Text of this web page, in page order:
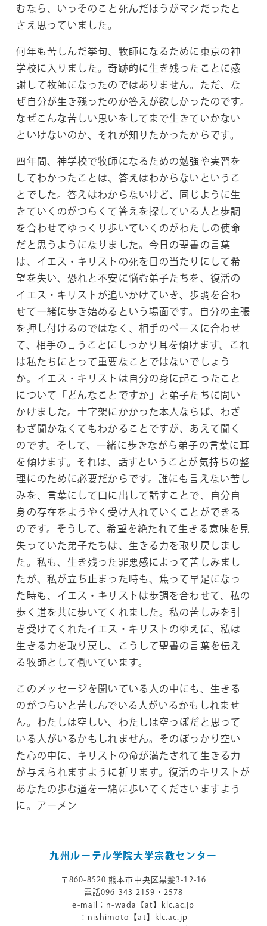
むなら、いっそのこと死んだほうがマシだったと
さえ思っていました。
何年も苦しんだ挙句、牧師になるために東京の神
学校に入りました。奇跡的に生き残ったことに感
謝して牧師になったのではありません。ただ、な
ぜ自分が生き残ったのか答えが欲しかったのです。
なぜこんな苦しい思いをしてまで生きていかない
といけないのか、それが知りたかったからです。
四年間、神学校で牧師になるための勉強や実習を
してわかったことは、答えはわからないというこ
とでした。答えはわからないけど、同じように生
きていくのがつらくて答えを探している人と歩調
を合わせてゆっくり歩いていくのがわたしの使命
だと思うようになりました。今日の聖書の言葉
は、イエス・キリストの死を目の当たりにして希
望を失い、恐れと不安に悩む弟子たちを、復活の
イエス・キリストが追いかけていき、歩調を合わ
せて一緒に歩き始めるという場面です。自分の主張
を押し付けるのではなく、相手のペースに合わせ
て、相手の言うことにしっかり耳を傾けます。これ
は私たちにとって重要なことではないでしょう
か。イエス・キリストは自分の身に起こったこと
について「どんなことですか」と弟子たちに問い
かけました。十字架にかかった本人ならば、わざ
わざ聞かなくてもわかることですが、あえて聞く
のです。そして、一緒に歩きながら弟子の言葉に耳
を傾けます。それは、話すということが気持ちの整
理にのために必要だからです。誰にも言えない苦し
みを、言葉にして口に出して話すことで、自分自
身の存在をようやく受け入れていくことができる
のです。そうして、希望を絶たれて生きる意味を見
失っていた弟子たちは、生きる力を取り戻しまし
た。私も、生き残った罪悪感によって苦しみまし
たが、私が立ち止まった時も、焦って早足になっ
た時も、イエス・キリストは歩調を合わせて、私の
歩く道を共に歩いてくれました。私の苦しみを引
き受けてくれたイエス・キリストのゆえに、私は
生きる力を取り戻し、こうして聖書の言葉を伝え
る牧師として働いています。
このメッセージを聞いている人の中にも、生きる
のがつらいと苦しんでいる人がいるかもしれませ
ん。わたしは空しい、わたしは空っぽだと思って
いる人がいるかもしれません。そのぽっかり空い
た心の中に、キリストの命が満たされて生きる力
が与えられますように祈ります。復活のキリストが
あなたの歩む道を一緒に歩いてくださいますよう
に。アーメン
九州ルーテル学院大学宗教センター
〒860-8520 熊本市中央区⿊髪3-12-16
電話096-343-2159・2578
e-mail：n-wada【at】klc.ac.jp
：nishimoto【at】klc.ac.jp